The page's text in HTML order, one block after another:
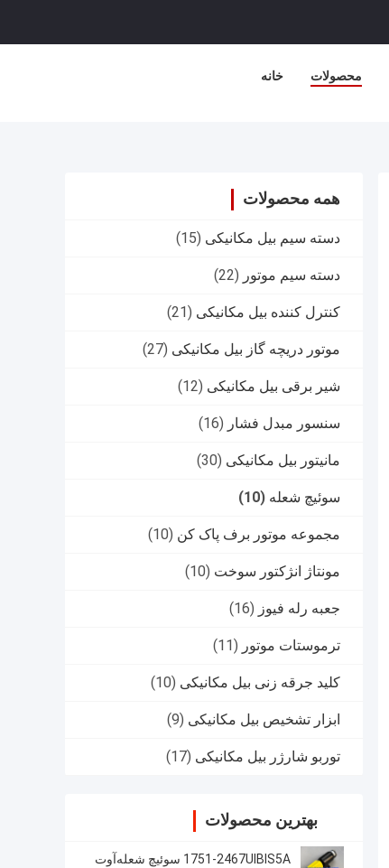
خانه محصولات
همه محصولات
دسته سیم بیل مکانیکی (15)
دسته سیم موتور (22)
کنترل کننده بیل مکانیکی (21)
موتور دریچه گاز بیل مکانیکی (27)
شیر برقی بیل مکانیکی (12)
سنسور مبدل فشار (16)
مانیتور بیل مکانیکی (30)
سوئیچ شعله (10)
مجموعه موتور برف پاک کن (10)
مونتاژ انژکتور سوخت (10)
جعبه رله فیوز (16)
ترموستات موتور (11)
کلید جرقه زنی بیل مکانیکی (10)
ابزار تشخیص بیل مکانیکی (9)
توربو شارژر بیل مکانیکی (17)
بهترین محصولات
1751-2467UIBIS5A سوئیچ شعله‌آوت